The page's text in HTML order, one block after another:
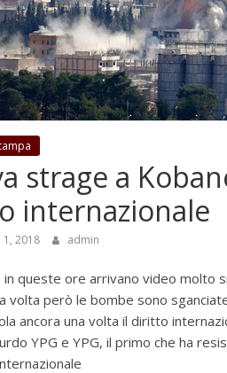
strage a
internazionale
2018 admin
in queste ore arrivano video molto
volta però le bombe sono
ancora una volta il diritto
YPG e YPG, il primo che ha